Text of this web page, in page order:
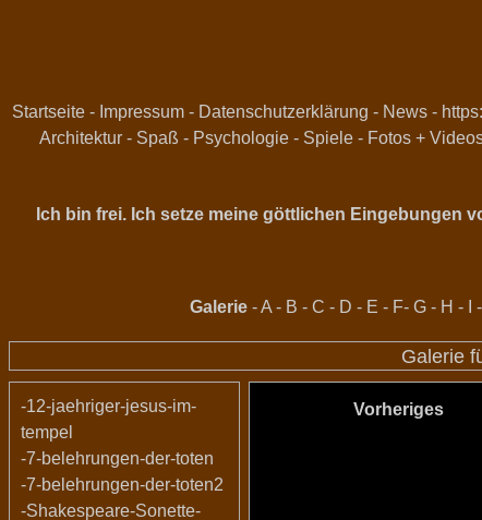
Startseite - Impressum - Datenschutzerklärung - News -
Architektur- Spaß - Psychologie- Spiele- Fotos +
Ich bin frei. Ich setze meine göttlichen Eingebungen
Galerie -A- B - C - D - E - F- G - H - -
Galerie
-12-jaehriger-jesus-im-
tempel
-7-belehrungen-der-toten
-7-belehrungen-der-toten2
-Shakespeare-Sonette-
Vorheriges